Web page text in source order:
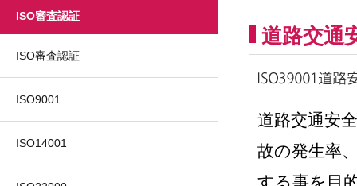
ISO審査認証
ISO審査認証
ISO9001
ISO14001
道路交通
道路交通安
故の発生率
する事を目